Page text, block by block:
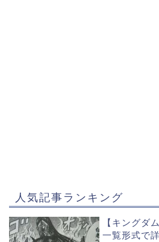
人気記事ランキング
【キングダ
一覧形式で